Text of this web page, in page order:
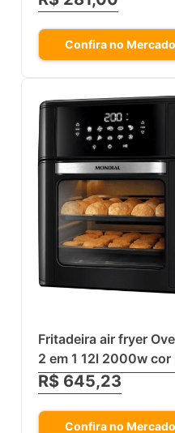
Confira no
Fritadeira air fryer
2 em 1 12l 2000w cor
R$ 645,23
Confira no